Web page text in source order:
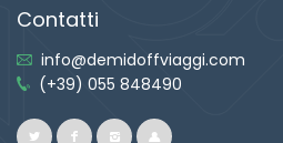
Contatti
info@demidoffviaggi.com
(+39) 055 848490